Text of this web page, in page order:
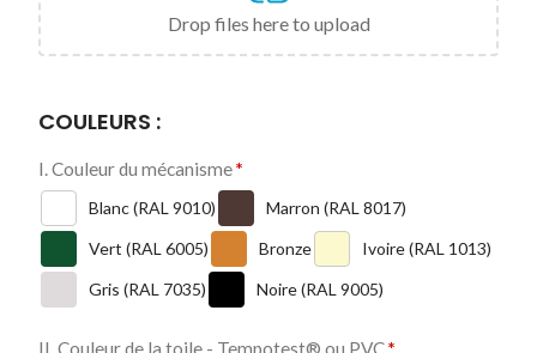
Drop files here to upload
COULEURS :
I. Couleur du mécanisme*
Blanc (RAL 9010)
Marron (RAL 8017)
Vert (RAL 6005)
Bronze
Ivoire (RAL 1013)
Gris (RAL 7035)
Noire (RAL 9005)
II. Couleur de la toile - Tempotest® ou PVC*